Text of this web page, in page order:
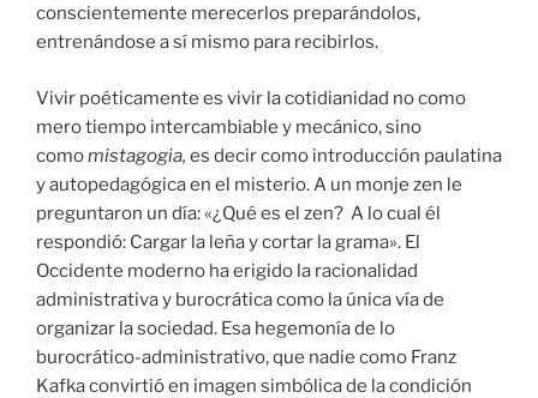
conscientemente merecerlos preparándolos,
entrenándose a sí mismo para recibirlos.
Vivir poéticamente es vivir la cotidianidad no como
mero tiempo intercambiable y mecánico, sino
comomistagogia, es decir como introducción paulatina
y autopedagógica en el misterio. A un monje zen le
preguntaron un día: «¿Qué es el zen? A lo cual él
respondió: Cargar la leña y cortar la grama». El
Occidente moderno ha erigido la racionalidad
administrativa y burocrática como la única vía de
organizar la sociedad. Esa hegemonía de lo
burocrático-administrativo, que nadie como Franz
Kafka convirtió en imagen simbólica de la condición